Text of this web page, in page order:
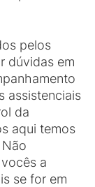
pelos
dúvidas em
assistenciais
da
aqui temos
a
se for em